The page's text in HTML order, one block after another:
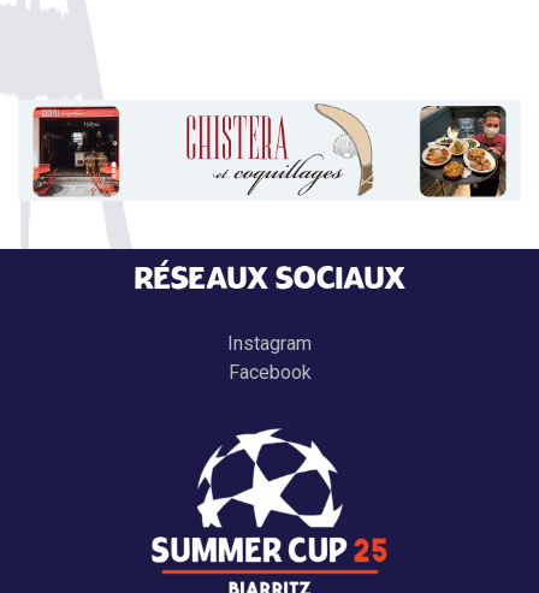
RÉSEAUX SOCIAUX
Instagram
Facebook